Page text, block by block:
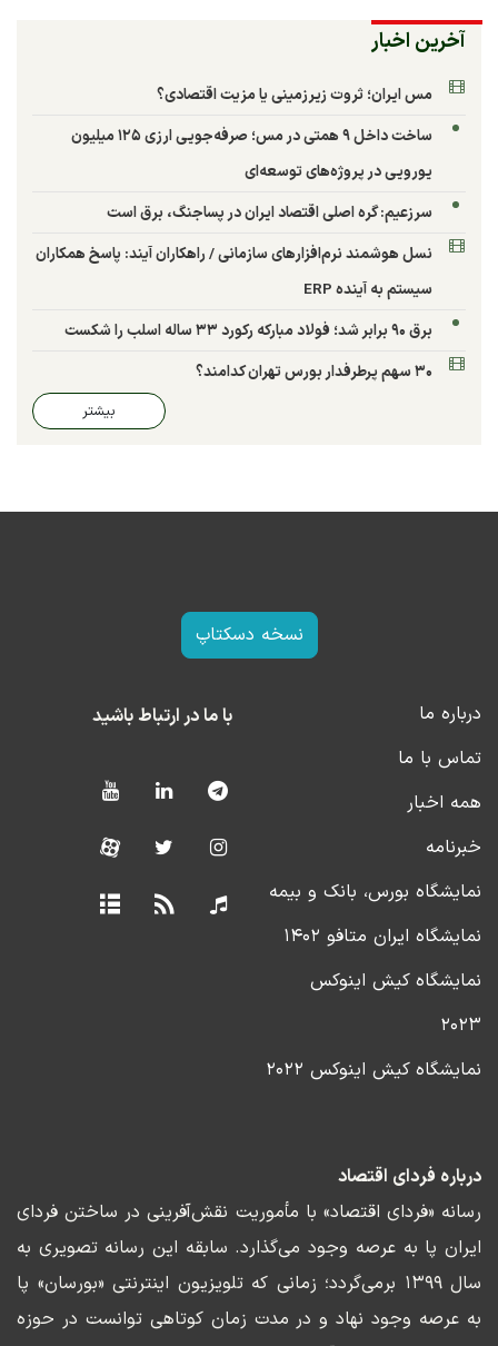
آخرین اخبار
مس ایران؛ ثروت زیرزمینی یا مزیت اقتصادی؟
ساخت داخل ۹ همتی در مس؛ صرفه‌جویی ارزی ۱۲۵ میلیون
یورویی در پروژه‌های توسعه‌ای
سرزعیم: گره اصلی اقتصاد ایران در پساجنگ، برق است
نسل هوشمند نرم‌افزارهای سازمانی / راهکاران آیند: پاسخ همکاران
سیستم به آینده ERP
برق ۹۰ برابر شد؛ فولاد مبارکه رکورد ۳۳ ساله اسلب را شکست
۳۰ سهم پرطرفدار بورس تهران کدامند؟
بیشتر
نسخه دسکتاپ
درباره ما
تماس با ما
همه اخبار
خبرنامه
نمایشگاه بورس، بانک و بیمه
نمایشگاه ایران متافو ۱۴۰۲
نمایشگاه کیش اینوکس
۲۰۲۳
نمایشگاه کیش اینوکس ۲۰۲۲
با ما در ارتباط باشید
درباره فردای اقتصاد
رسانه «فردای اقتصاد» با مأموریت نقش‌آفرینی در ساختن فردای
ایران پا به عرصه وجود می‌گذارد. سابقه این رسانه تصویری به
سال ۱۳۹۹ برمی‌گردد؛ زمانی که تلویزیون اینترنتی «بورسان» پا
به عرصه وجود نهاد و در مدت زمان کوتاهی توانست در حوزه